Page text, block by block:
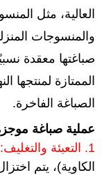
العالية، مثل
والمنسوجات
صباغتها معقدة
الممتازة لمنتجها
الصباغة الفاخرة.
عملية صباغة موجزة
1. التعبئة والتغليف: